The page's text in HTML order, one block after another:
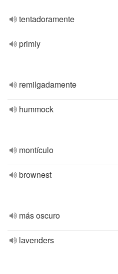
tentadoramente
primly
remilgadamente
hummock
montículo
brownest
más oscuro
lavenders